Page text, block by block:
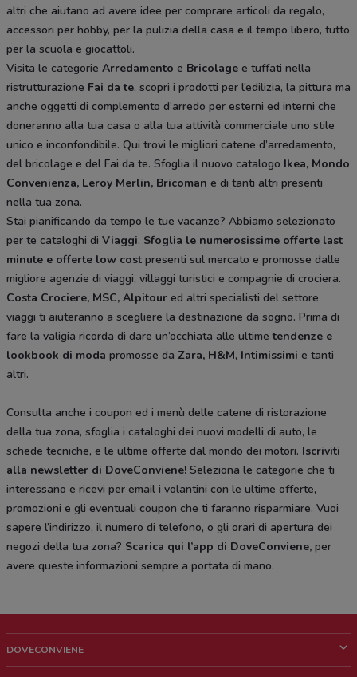
altri che aiutano ad avere idee per comprare articoli da regalo,
accessori per hobby, per la pulizia della casa e il tempo libero, tutto
per la scuola e giocattoli.
Visita le categorie Arredamento e Bricolage e tuffati nella
ristrutturazione Fai da te, scopri i prodotti per l’edilizia, la pittura ma
anche oggetti di complemento d’arredo per esterni ed interni che
doneranno alla tua casa o alla tua attività commerciale uno stile
unico e inconfondibile. Qui trovi le migliori catene d’arredamento,
del bricolage e del Fai da te. Sfoglia il nuovo catalogo Ikea, Mondo
Convenienza, Leroy Merlin, Bricoman e di tanti altri presenti
nella tua zona.
Stai pianificando da tempo le tue vacanze? Abbiamo selezionato
per te cataloghi di Viaggi. Sfoglia le numerosissime offerte last
minute e offerte low cost presenti sul mercato e promosse dalle
migliore agenzie di viaggi, villaggi turistici e compagnie di crociera.
Costa Crociere, MSC, Alpitour ed altri specialisti del settore
viaggi ti aiuteranno a scegliere la destinazione da sogno. Prima di
fare la valigia ricorda di dare un’occhiata alle ultimetendenze e
lookbook di moda promosse da Zara, H&M, Intimissimi e tanti
altri.
Consulta anche i coupon ed i menù delle catene di ristorazione
della tua zona, sfoglia i cataloghi dei nuovi modelli di auto, le
schede tecniche, e le ultime offerte dal mondo dei motori. Iscriviti
alla newsletter di DoveConviene! Seleziona le categorie che ti
interessano e ricevi per email i volantini con le ultime offerte,
promozioni e gli eventuali coupon che ti faranno risparmiare. Vuoi
sapere l’indirizzo, il numero di telefono, o gli orari di apertura dei
negozi della tua zona? Scarica qui l’app di DoveConviene, per
avere queste informazioni sempre a portata di mano.
DOVECONVIENE